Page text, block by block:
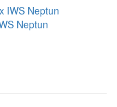
Neptun